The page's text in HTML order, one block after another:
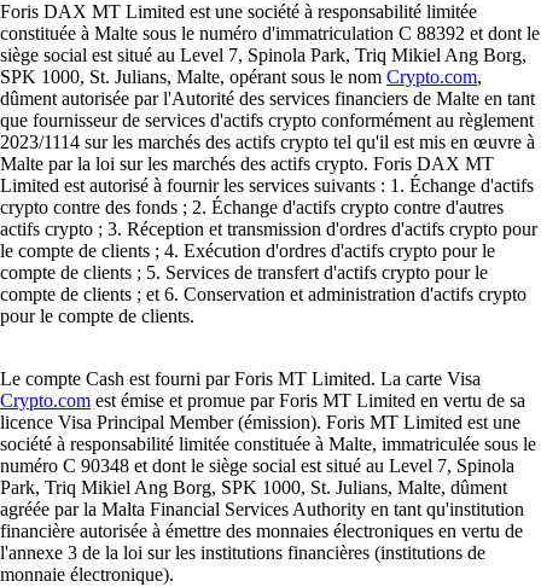
Foris DAX MT Limited est une société à responsabilité limitée
constituée à Malte sous le numéro d'immatriculation C 88392 et dont le
siège social est situé au Level 7, Spinola Park, Triq Mikiel Ang Borg,
SPK 1000, St. Julians, Malte, opérant sous le nom Crypto.com,
dûment autorisée par l'Autorité des services financiers de Malte en tant
que fournisseur de services d'actifs crypto conformément au règlement
2023/1114 sur les marchés des actifs crypto tel qu'il est mis en œuvre à
Malte par la loi sur les marchés des actifs crypto. Foris DAX MT
Limited est autorisé à fournir les services suivants : 1. Échange d'actifs
crypto contre des fonds ; 2. Échange d'actifs crypto contre d'autres
actifs crypto ; 3. Réception et transmission d'ordres d'actifs crypto pour
le compte de clients ; 4. Exécution d'ordres d'actifs crypto pour le
compte de clients ; 5. Services de transfert d'actifs crypto pour le
compte de clients ; et 6. Conservation et administration d'actifs crypto
pour le compte de clients.
Le compte Cash est fourni par Foris MT Limited. La carte Visa
Crypto.com est émise et promue par Foris MT Limited en vertu de sa
licence Visa Principal Member (émission). Foris MT Limited est une
société à responsabilité limitée constituée à Malte, immatriculée sous le
numéro C 90348 et dont le siège social est situé au Level 7, Spinola
Park, Triq Mikiel Ang Borg, SPK 1000, St. Julians, Malte, dûment
agréée par la Malta Financial Services Authority en tant qu'institution
financière autorisée à émettre des monnaies électroniques en vertu de
l'annexe 3 de la loi sur les institutions financières (institutions de
monnaie électronique).